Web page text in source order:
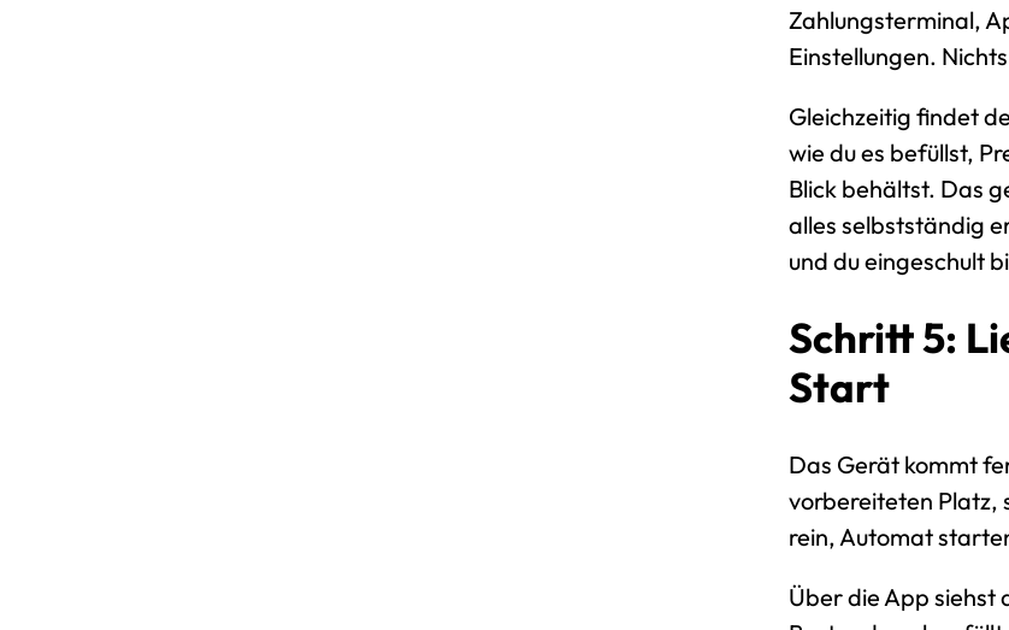
Zahlungsterminal,
Einstellungen.
Gleichzeitig findet
wie du es befüllst,
Blick behältst. Das
alles selbstständig
und du eingeschult
Schritt 5:
Start
Das Gerät kommt
vorbereiteten Platz,
rein, Automat
Über die App siehst